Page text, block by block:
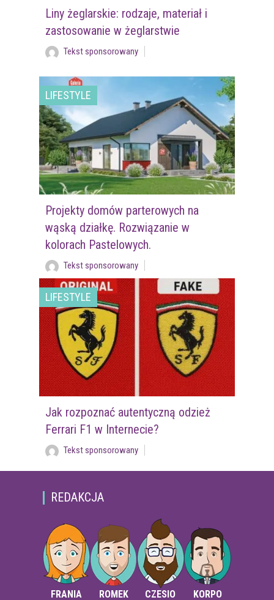
Liny żeglarskie: rodzaje, materiał i
zastosowanie w żeglarstwie
Tekst sponsorowany
LIFESTYLE
Projekty domów parterowych na
wąską działkę. Rozwiązanie w
kolorach Pastelowych.
Tekst sponsorowany
LIFESTYLE
Jak rozpoznać autentyczną odzież
Ferrari F1 w Internecie?
Tekst sponsorowany
REDAKCJA
FRANIA
ROMEK
CZESIO
KORPO